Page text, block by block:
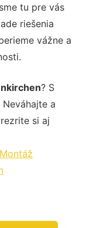
tu pre vás
riešenia
vážne a
? S
a
si aj
Montáž